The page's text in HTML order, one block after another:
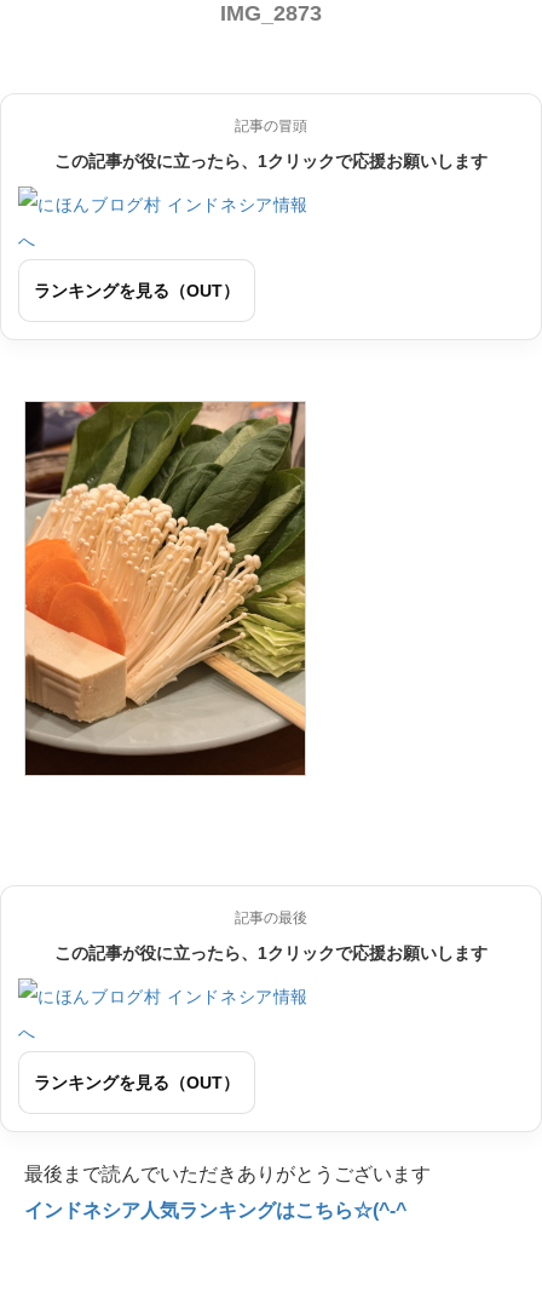
IMG_2873
記事の冒頭
この記事が役に立ったら、1クリックで応援お願いします
ランキングを見る（OUT）
記事の最後
この記事が役に立ったら、1クリックで応援お願いします
ランキングを見る（OUT）
最後まで読んでいただきありがとうございます
インドネシア人気ランキングはこちら☆(^-^